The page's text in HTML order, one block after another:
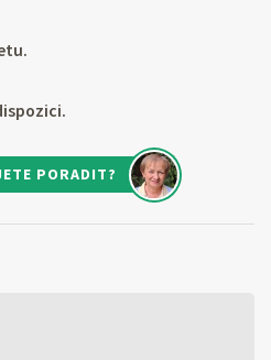
PORADIT?